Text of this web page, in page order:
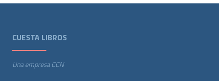
CUESTA LIBROS
Una empresa CCN